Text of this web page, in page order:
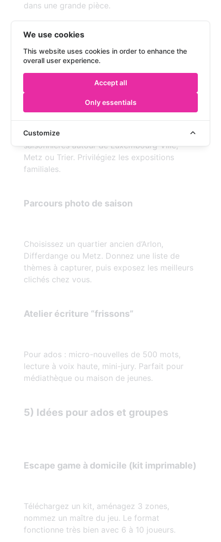
dans une grande pièce.
4) Culture et patrimoine
Visite d’un musée en soirée
Certaines structures proposent des nocturnes
saisonnières autour de Luxembourg-Ville,
Metz ou Trier. Privilégiez les expositions
familiales.
Parcours photo de saison
Choisissez un quartier ancien d’Arlon,
Differdange ou Metz. Donnez une liste de
thèmes à capturer, puis exposez les meilleurs
clichés chez vous.
Atelier écriture “frissons”
Pour ados : micro-nouvelles de 500 mots,
lecture à voix haute, mini-jury. Parfait pour
médiathèque ou maison de jeunes.
5) Idées pour ados et groupes
Escape game à domicile (kit imprimable)
Téléchargez un kit, aménagez 3 zones,
nommez un maître du jeu. Le format
fonctionne très bien avec 6 à 10 joueurs.
We use cookies
This website uses cookies in order to enhance the
overall user experience.
Accept all
Only essentials
Customize